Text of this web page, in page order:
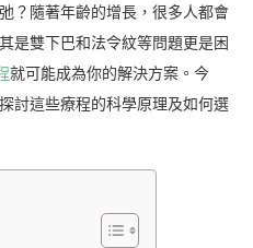
？隨著年齡的增長，很多人都會
是雙下巴和法令紋等問題更是困
就可能成為你的解決方案。今
討這些療程的科學原理及如何選